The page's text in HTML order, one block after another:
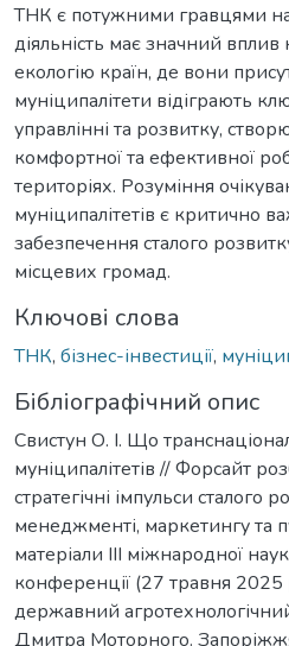
ТНК є потужними гравцями на
діяльність має значний вплив
екологію країн, де вони
муніципалітети відіграють
управлінні та розвитку,
комфортної та ефективної
територіях. Розуміння
муніципалітетів є критично
забезпечення сталого
місцевих громад.
Ключові слова
ТНК, бізнес-інвестиції,
Бібліографічний опис
Свистун О. І. Що
муніципалітетів // Форсайт
стратегічні імпульси сталого
менеджменті, маркетингу та
матеріали ІІІ міжнародної
конференції (27 травня 2025
державний
Дмитра Моторного.